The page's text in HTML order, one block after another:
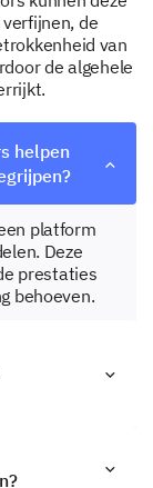
de
van
de algehele
helpen
platform
Deze
prestaties
behoeven.